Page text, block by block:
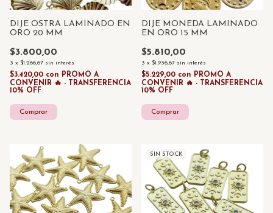
DIJE OSTRA LAMINADO EN
ORO 20 MM
$3.800,00
3 x $1.266,67 sin interés
$3.420,00 con PROMO A
CONVENIR 🔥 - TRANSFERENCIA
10% OFF
DIJE MONEDA LAMINADO
EN ORO 15 MM
$5.810,00
3 x $1.936,67 sin interés
$5.229,00 con PROMO A
CONVENIR 🔥 - TRANSFERENCIA
10% OFF
SIN STOCK